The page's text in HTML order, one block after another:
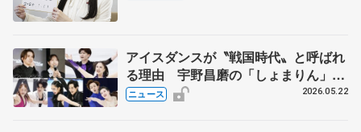
アイスダンスが〝戦国時代〟と呼ばれ
る理由 宇野昌磨の「しょまりん」ら
実力者が相次いで参戦 国内の競争激
ニュース 2026.05.22